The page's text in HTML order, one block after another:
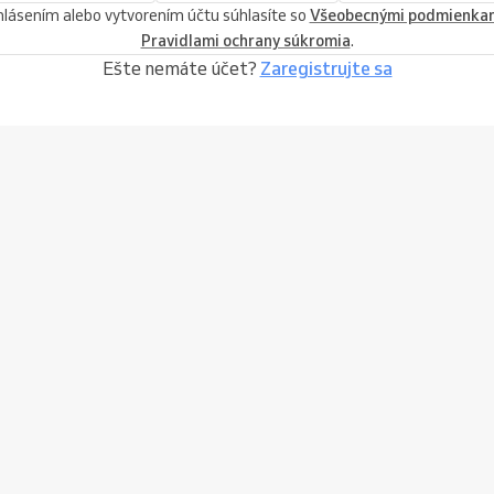
alebo vytvorením účtu súhlasíte so Všeobecnými
Pravidlami ochrany súkromia.
Ešte nemáte účet? Zaregistrujte sa